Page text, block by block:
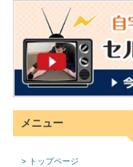
メニュー
トップページ